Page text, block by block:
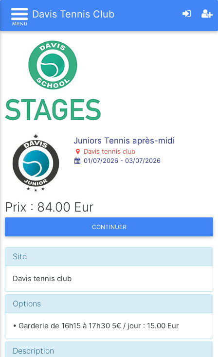
Davis Tennis Club
Juniors Tennis après-midi
Davis tennis club
01/07/2026 - 03/07/2026
Prix : 84.00 Eur
CONTINUER
Site
Davis tennis club
Options
• Garderie de 16h15 à 17h30 5€ / jour : 15.00 Eur
Description